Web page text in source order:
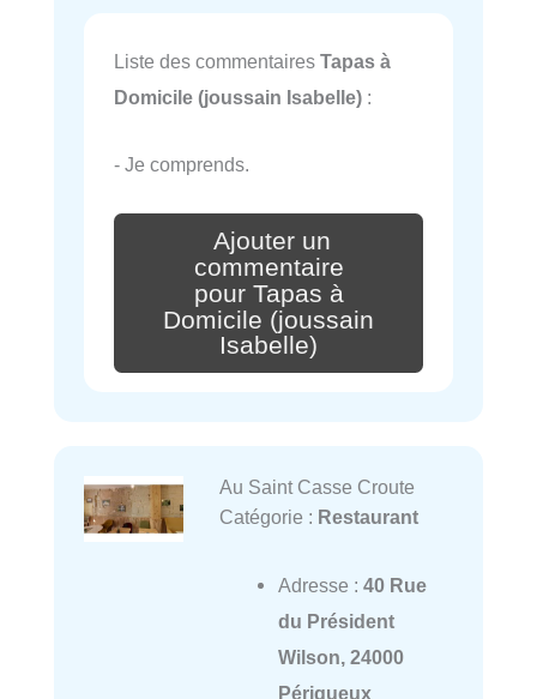
Liste des commentaires Tapas à
Domicile (joussain Isabelle) :
- Je comprends.
Ajouter un
commentaire
pour Tapas à
Domicile (joussain
Isabelle)
Au Saint Casse Croute
Catégorie : Restaurant
Adresse : 40 Rue
du Président
Wilson, 24000
Périgueux